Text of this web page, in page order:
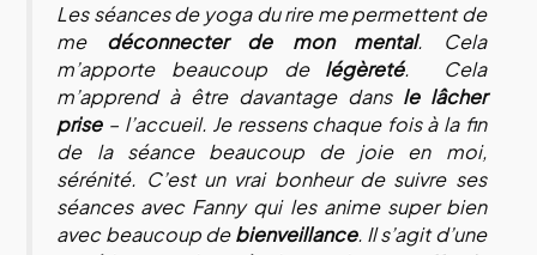
Les séances de yoga du rire me permettent de
me déconnecter de mon mental. Cela
m’apporte beaucoup de légèreté. Cela
m’apprend à être davantage dans le lâcher
prise– l’accueil. Je ressens chaque fois à la fin
de la séance beaucoup de joie en moi,
sérénité. C’est un vrai bonheur de suivre ses
séances avec Fanny qui les anime super bien
avec beaucoup debienveillance. Il s’agit d’une